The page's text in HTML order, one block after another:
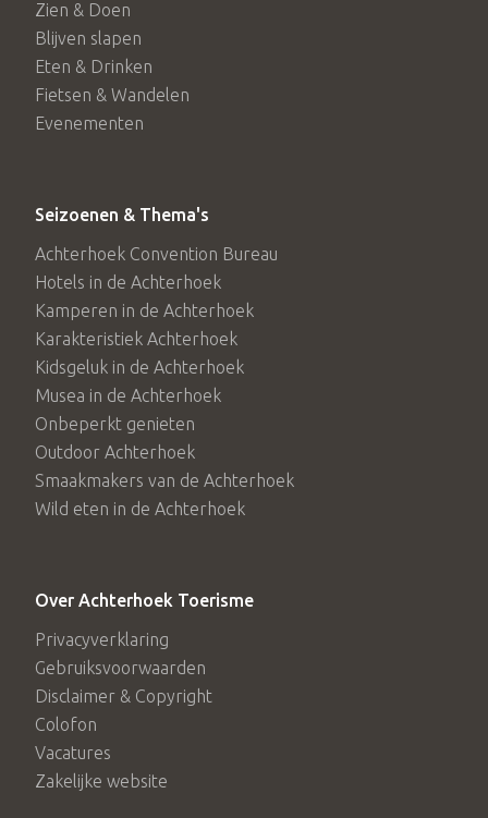
Zien & Doen
Blijven slapen
Eten & Drinken
Fietsen & Wandelen
Evenementen
Seizoenen & Thema's
Achterhoek Convention Bureau
Hotels in de Achterhoek
Kamperen in de Achterhoek
Karakteristiek Achterhoek
Kidsgeluk in de Achterhoek
Musea in de Achterhoek
Onbeperkt genieten
Outdoor Achterhoek
Smaakmakers van de Achterhoek
Wild eten in de Achterhoek
Over Achterhoek Toerisme
Privacyverklaring
Gebruiksvoorwaarden
Disclaimer & Copyright
Colofon
Vacatures
Zakelijke website